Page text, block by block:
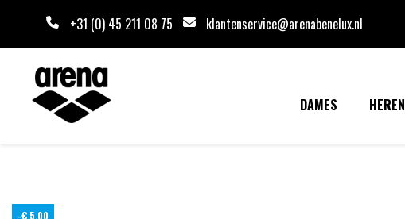
+31 (0) 45 211 08 75 klantenservice@arenabenelux.nl
DAMES HEREN
-€ 5,00